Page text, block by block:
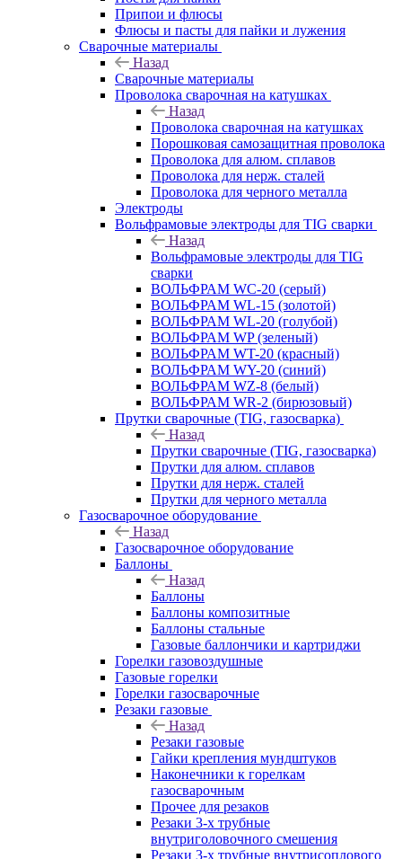
Припои и флюсы
Флюсы и пасты для пайки и лужения
Сварочные материалы
Назад
Сварочные материалы
Проволока сварочная на катушках
Назад
Проволока сварочная на катушках
Порошковая самозащитная проволока
Проволока для алюм. сплавов
Проволока для нерж. сталей
Проволока для черного металла
Электроды
Вольфрамовые электроды для TIG сварки
Назад
Вольфрамовые электроды для TIG
сварки
ВОЛЬФРАМ WC-20 (серый)
ВОЛЬФРАМ WL-15 (золотой)
ВОЛЬФРАМ WL-20 (голубой)
ВОЛЬФРАМ WP (зеленый)
ВОЛЬФРАМ WT-20 (красный)
ВОЛЬФРАМ WY-20 (синий)
ВОЛЬФРАМ WZ-8 (белый)
ВОЛЬФРАМ WR-2 (бирюзовый)
Прутки сварочные (TIG, газосварка)
Назад
Прутки сварочные (TIG, газосварка)
Прутки для алюм. сплавов
Прутки для нерж. сталей
Прутки для черного металла
Газосварочное оборудование
Назад
Газосварочное оборудование
Баллоны
Назад
Баллоны
Баллоны композитные
Баллоны стальные
Газовые баллончики и картриджи
Горелки газовоздушные
Газовые горелки
Горелки газосварочные
Резаки газовые
Назад
Резаки газовые
Гайки крепления мундштуков
Наконечники к горелкам
газосварочным
Прочее для резаков
Резаки 3-х трубные
внутриголовочного смешения
Резаки 3-х трубные внутрисоплового